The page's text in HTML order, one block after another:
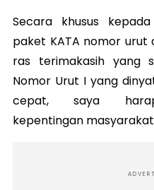
Secara khusus
paket KATA nomor urut
ras terimakasih yang
Nomor Urut I yang
cepat, saya
kepentingan